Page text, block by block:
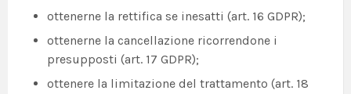
ottenerne la rettifica se inesatti (art. 16 GDPR);
ottenerne la cancellazione ricorrendone i
presupposti (art. 17 GDPR);
ottenere la limitazione del trattamento (art. 18